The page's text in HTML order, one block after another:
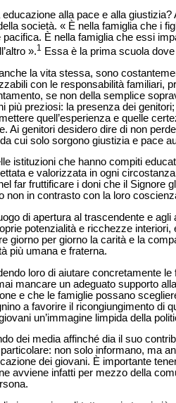
alla pace e alla
società. « È nella famiglia che i
È nella famiglia che essi
».1 Essa è la prima scuola
la vita stessa, sono
con le responsabilità familiari,
se non della semplice
più preziosi: la presenza dei
quell’esperienza e quelle
genitori desidero dire di non
cui solo sorgono giustizia e pace
istituzioni che hanno compiti
e valorizzata in ogni
far fruttificare i doni che il Signore
in contrasto con la loro
di apertura al trascendente e
potenzialità e ricchezze
giorno per giorno la carità e la
più umana e fraterna.
loro di aiutare concretamente
mancare un adeguato supporto
e che le famiglie possano
a favorire il ricongiungimento di
un’immagine limpida della
dei media affinché dia il suo
non solo informano, ma
dei giovani. È importante
avviene infatti per mezzo della